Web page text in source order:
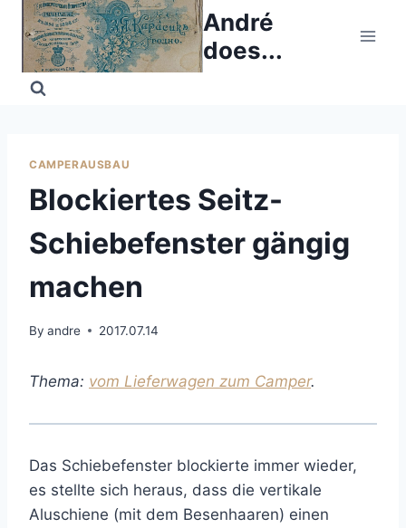
Skip
content
André
does...
CAMPERAUSBAU
Blockiertes Seitz-
Schiebefenster gängig
machen
By andre 2017.07.14
Thema: vom Lieferwagen zum Camper.
Das Schiebefenster blockierte immer wieder,
es stellte sich heraus, dass die vertikale
Aluschiene (mit dem Besenhaaren) einen